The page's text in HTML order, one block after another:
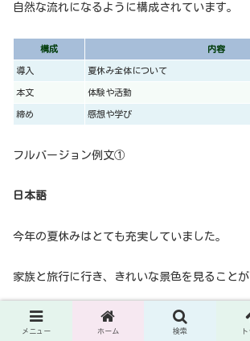
自然な流れになるように構成されています。
構成 内容
導入 夏休み全体について
本文 体験や活動
締め 感想や学び
フルバージョン例文①
日本語
今年の夏休みはとても充実していました。
家族と旅行に行き、きれいな景色を見ることが
また、友達とも会って楽しい時間を過ごしまし
メニュー ホーム 検索